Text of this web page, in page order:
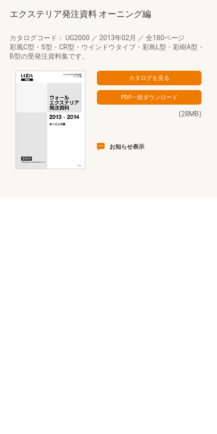
エクステリア発注資料 オーニング編
カタログコード： UG2000 ／ 2013年02月 ／ 全180ページ
彩風C型・S型・CR型・ウインドウタイプ・彩鳥L型・彩樹A型・
B型の受発注資料集です。
(28MB)
お知らせ表示